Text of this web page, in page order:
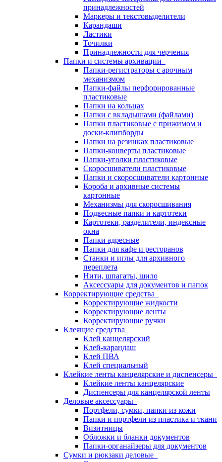
принадлежностей
Маркеры и текстовыделители
Карандаши
Ластики
Точилки
Принадлежности для черчения
Папки и системы архивации
Папки-регистраторы с арочным
механизмом
Папки-файлы перфорированные
пластиковые
Папки на кольцах
Папки с вкладышами (файлами)
Папки пластиковые с прижимом и
доски-клипборды
Папки на резинках пластиковые
Папки-конверты пластиковые
Папки-уголки пластиковые
Скоросшиватели пластиковые
Папки и скоросшиватели картонные
Короба и архивные системы
картонные
Механизмы для скоросшивания
Подвесные папки и картотеки
Картотеки, разделители, индексные
окна
Папки адресные
Папки для кафе и ресторанов
Станки и иглы для архивного
переплета
Нити, шпагаты, шило
Аксессуары для документов и папок
Корректирующие средства
Корректирующие жидкости
Корректирующие ленты
Корректирующие ручки
Клеящие средства
Клей канцелярский
Клей-карандаш
Клей ПВА
Клей специальный
Клейкие ленты канцелярские и диспенсеры
Клейкие ленты канцелярские
Диспенсеры для канцелярской ленты
Деловые аксессуары
Портфели, сумки, папки из кожи
Папки и портфели из пластика и ткани
Визитницы
Обложки и бланки документов
Папки-органайзеры для документов
Сумки и рюкзаки деловые